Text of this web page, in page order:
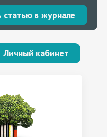
статью в журнале
Личный кабинет